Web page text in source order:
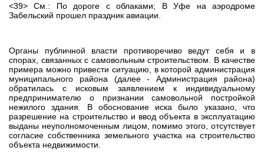
<39> См.: По дороге с облаками; В Уфе на аэродроме
Забельский прошел праздник авиации.
Органы публичной власти противоречиво ведут себя и в
спорах, связанных с самовольным строительством. В качестве
примера можно привести ситуацию, в которой администрация
муниципального района (далее - Администрация района)
обратилась с исковым заявлением к индивидуальному
предпринимателю о признании самовольной постройкой
нежилого здания. В обоснование иска было указано, что
разрешение на строительство и ввод объекта в эксплуатацию
выданы неуполномоченным лицом, помимо этого, отсутствует
согласие собственника земельного участка на строительство
объекта недвижимости.